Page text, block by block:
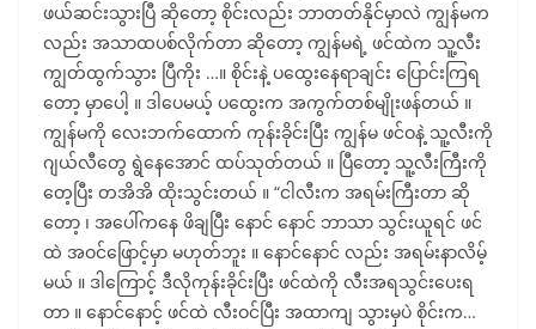
ဖယ်ဆင်းသွားပြီ ဆိုတော့ စိုင်းလည်း ဘာတတ်နိုင်မှာလဲ ကျွန်မက
လည်း အသာထပစ်လိုက်တာ ဆိုတော့ ကျွန်မရဲ့ ဖင်ထဲက သူ့လီး
ကျွတ်ထွက်သွား ပြီကိုး …။ စိုင်းနဲ့ ပထွေးနေရာချင်း ပြောင်းကြရ
တော့ မှာပေါ့ ။ ဒါပေမယ့် ပထွေးက အကွက်တစ်မျိုးဖန်တယ် ။
ကျွန်မကို လေးဘက်ထောက် ကုန်းခိုင်းပြီး ကျွန်မ ဖင်ဝနဲ့ သူ့လီးကို
ဂျယ်လီတွေ ရွဲနေအောင် ထပ်သုတ်တယ် ။ ပြီတော့ သူ့လီးကြီးကို
တေ့ပြီး တအိအိ ထိုးသွင်းတယ် ။ “ငါလီးက အရမ်းကြီးတာ ဆို
တော့ ၊ အပေါ်ကနေ ဖိချပြီး နောင် နောင် ဘာသာ သွင်းယူရင် ဖင်
ထဲ အဝင်ဖြောင့်မှာ မဟုတ်ဘူး ။ နောင်နောင် လည်း အရမ်းနာလိမ့်
မယ် ။ ဒါကြောင့် ဒီလိုကုန်းခိုင်းပြီး ဖင်ထဲကို လီးအရသွင်းပေးရ
တာ ။ နောင်နောင့် ဖင်ထဲ လီးဝင်ပြီး အထာကျ သွားမှပဲ စိုင်းက…